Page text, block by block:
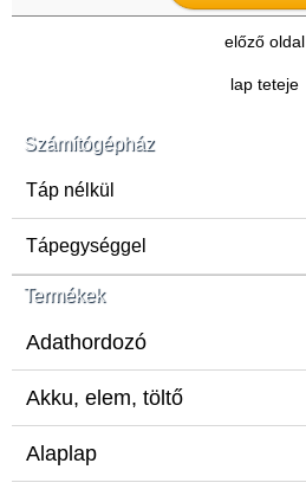
Számítógépház
Táp nélkül
Tápegységgel
Termékek
Adathordozó
Akku, elem, töltő
Alaplap
előző oldal
lap teteje